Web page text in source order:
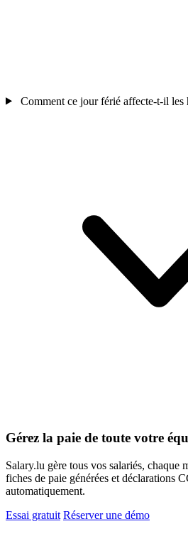
Comment ce jour férié affecte-t-il les
Gérez la paie de toute votre
Salary.lu gère tous vos salariés, chaque
fiches de paie générées et déclarations
automatiquement.
Essai gratuit Réserver une démo